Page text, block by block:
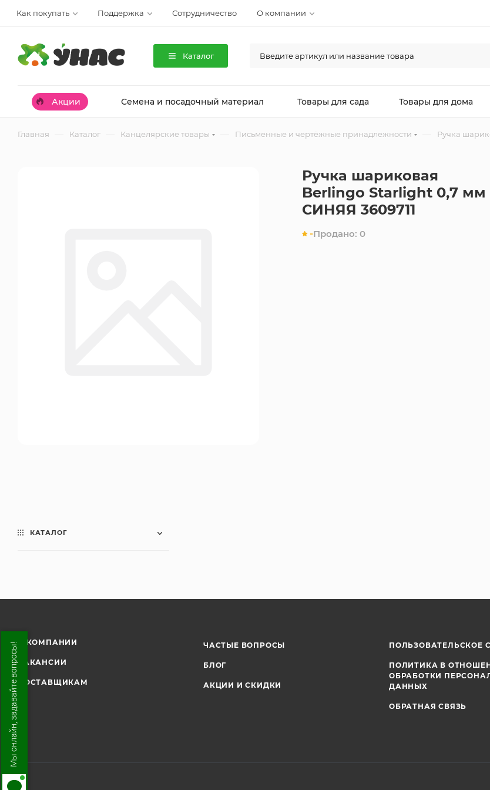
Как покупать Поддержка Сотрудничество О компании
Каталог
Акции Семена и посадочный материал Товары для сада Товары для дома
Главная — Каталог — Канцелярские товары — Письменные и чертёжные принадлежности — Ручка
Ручка шариковая
Berlingo Starlight 0,7 мм
СИНЯЯ 3609711
-Продано: 0
КАТАЛОГ
О КОМПАНИИ
ВАКАНСИИ
ПОСТАВЩИКАМ
ЧАСТЫЕ ВОПРОСЫ
БЛОГ
АКЦИИ И СКИДКИ
ПОЛЬЗОВАТЕЛЬСКОЕ
ПОЛИТИКА В
ОБРАБОТКИ
ДАННЫХ
ОБРАТНАЯ СВЯЗЬ
Мы онлайн, задавайте вопросы!